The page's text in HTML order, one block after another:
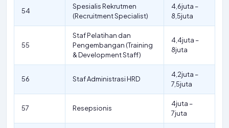
54
Spesialis Rekrutmen
(Recruitment Specialist)
4,6juta –
8,5juta
55
Staf Pelatihan dan
Pengembangan (Training
& Development Staff)
4,4juta –
8juta
56 Staf Administrasi HRD
4,2juta –
7,5juta
57 Resepsionis
4juta –
7juta